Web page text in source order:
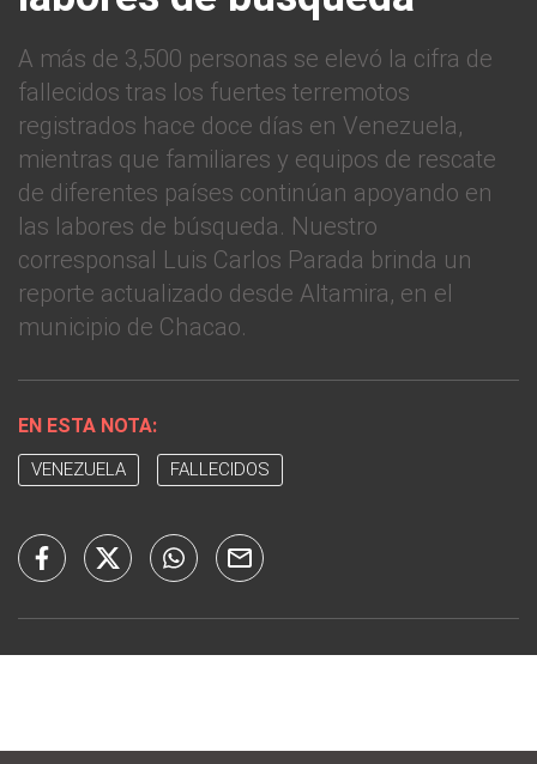
A más de 3,500 personas se elevó la cifra de
fallecidos tras los fuertes terremotos
registrados hace doce días en Venezuela,
mientras que familiares y equipos de rescate
de diferentes países continúan apoyando en
las labores de búsqueda. Nuestro
corresponsal Luis Carlos Parada brinda un
reporte actualizado desde Altamira, en el
municipio de Chacao.
EN ESTA NOTA:
VENEZUELA FALLECIDOS